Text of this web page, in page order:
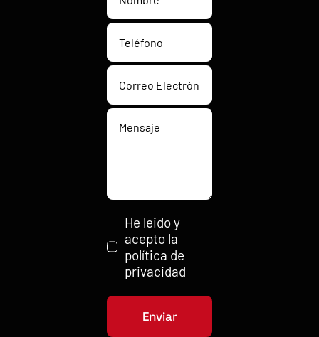
He leido y
acepto la
política de
privacidad
Enviar